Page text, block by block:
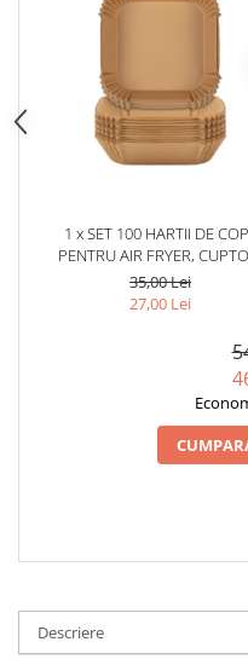
1 x SET 100 HARTII DE
PENTRU AIR FRYER,
DE UNICA FOLOSINTA,
ANTIADERENTE, FORMA
35,00 Lei
27,00 Lei
Descriere